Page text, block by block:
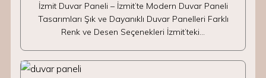
İzmit Duvar Paneli – İzmit’te Modern Duvar Paneli
Tasarımları Şık ve Dayanıklı Duvar Panelleri Farklı
Renk ve Desen Seçenekleri İzmit’teki…